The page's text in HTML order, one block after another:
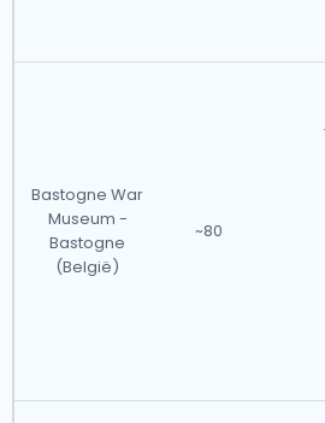
Bastogne War
Museum -
Bastogne
(België)
~80